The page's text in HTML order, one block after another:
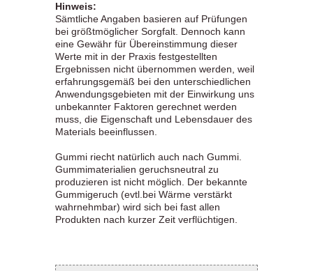
Hinweis:
Sämtliche Angaben basieren auf Prüfungen
bei größtmöglicher Sorgfalt. Dennoch kann
eine Gewähr für Übereinstimmung dieser
Werte mit in der Praxis festgestellten
Ergebnissen nicht übernommen werden, weil
erfahrungsgemäß bei den unterschiedlichen
Anwendungsgebieten mit der Einwirkung uns
unbekannter Faktoren gerechnet werden
muss, die Eigenschaft und Lebensdauer des
Materials beeinflussen.
Gummi riecht natürlich auch nach Gummi.
Gummimaterialien geruchsneutral zu
produzieren ist nicht möglich. Der bekannte
Gummigeruch (evtl.bei Wärme verstärkt
wahrnehmbar) wird sich bei fast allen
Produkten nach kurzer Zeit verflüchtigen.